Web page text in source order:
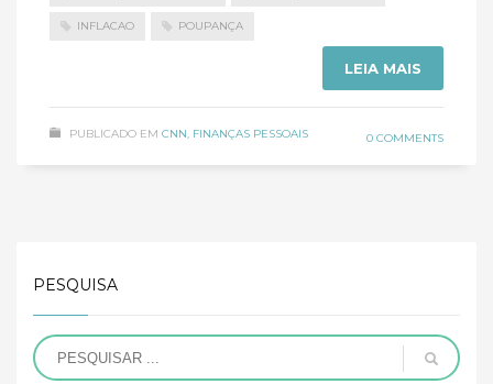
INFLACAO POUPANÇA
LEIA MAIS
PUBLICADO EM CNN, FINANÇAS PESSOAIS 0 COMMENTS
PESQUISA